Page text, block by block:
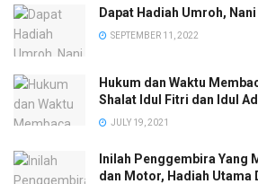
Dapat Hadiah Umroh,
SEPTEMBER 11, 2022
Hukum dan Waktu
Shalat Idul Fitri dan Idul
JULY 19, 2021
Inilah Penggembira Yang
dan Motor, Hadiah